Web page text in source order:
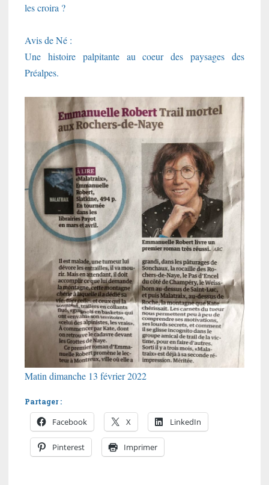
les croira ?
Avis de Né :
Une histoire palpitante au coeur des paysages des
Préalpes.
Matin dimanche 13 février 2022
Partager :
Facebook X LinkedIn
Pinterest Imprimer